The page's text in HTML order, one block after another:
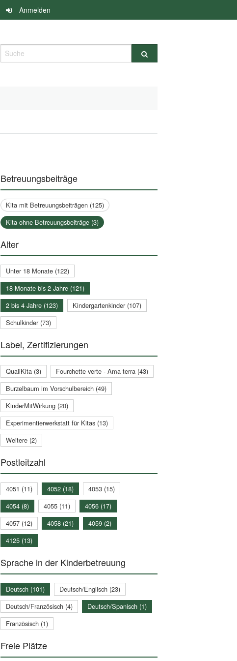
Anmelden
Suche
Betreuungsbeiträge
Kita mit Betreuungsbeiträgen (125)
Kita ohne Betreuungsbeiträge (3)
Alter
Unter 18 Monate (122)
18 Monate bis 2 Jahre (121)
2 bis 4 Jahre (123)
Kindergartenkinder (107)
Schulkinder (73)
Label, Zertifizierungen
QualiKita (3)
Fourchette verte - Ama terra (43)
Burzelbaum im Vorschulbereich (49)
KinderMitWirkung (20)
Experimentierwerkstatt für Kitas (13)
Weitere (2)
Postleitzahl
4051 (11) 4052 (18)
4053 (15)
4054 (8)
4055 (11)
4056 (17)
4057 (12)
4058 (21)
4059 (2)
4125 (13)
Sprache in der Kinderbetreuung
Deutsch (101)
Deutsch/Englisch (23)
Deutsch/Französisch (4)
Deutsch/Spanisch (1)
Französisch (1)
Freie Plätze